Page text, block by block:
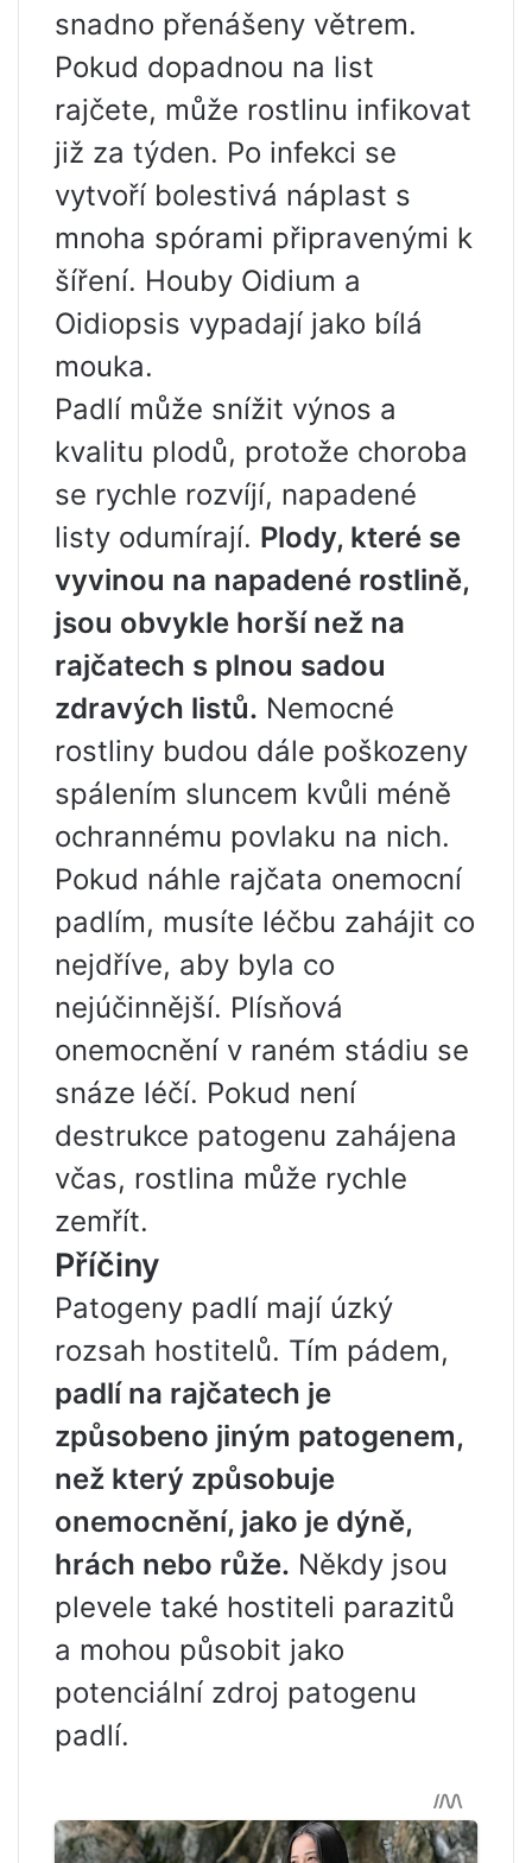
snadno přenášeny větrem.
Pokud dopadnou na list
rajčete, může rostlinu infikovat
již za týden. Po infekci se
vytvoří bolestivá náplast s
mnoha spórami připravenými k
šíření. Houby Oidium a
Oidiopsis vypadají jako bílá
mouka.
Padlí může snížit výnos a
kvalitu plodů, protože choroba
se rychle rozvíjí, napadené
listy odumírají. Plody, které se
vyvinou na napadené rostlině,
jsou obvykle horší než na
rajčatech s plnou sadou
zdravých listů. Nemocné
rostliny budou dále poškozeny
spálením sluncem kvůli méně
ochrannému povlaku na nich.
Pokud náhle rajčata onemocní
padlím, musíte léčbu zahájit co
nejdříve, aby byla co
nejúčinnější. Plísňová
onemocnění v raném stádiu se
snáze léčí. Pokud není
destrukce patogenu zahájena
včas, rostlina může rychle
zemřít.
Příčiny
Patogeny padlí mají úzký
rozsah hostitelů. Tím pádem,
padlí na rajčatech je
způsobeno jiným patogenem,
než který způsobuje
onemocnění, jako je dýně,
hrách nebo růže. Někdy jsou
plevele také hostiteli parazitů
a mohou působit jako
potenciální zdroj patogenu
padlí.